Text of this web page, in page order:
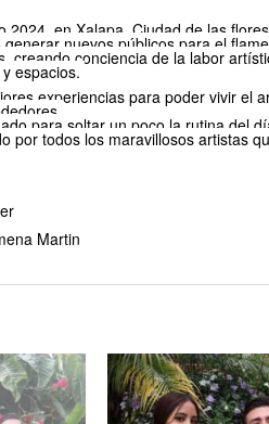
2024, en Xalapa, Ciudad de las
nuevos públicos para el
creando conciencia de la labor artí
espacios.
experiencias para poder vivir el
ado para soltar un poco la rutina del dí
por todos los maravillosos artistas
Martin